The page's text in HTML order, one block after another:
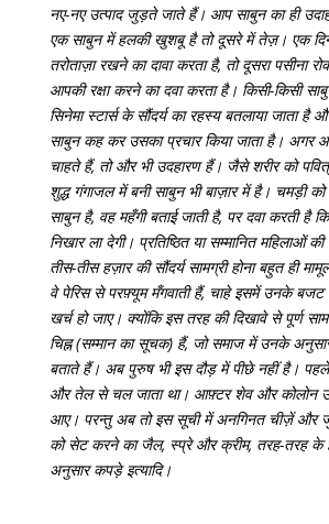
नए-नए उत्पाद जुड़ते जाते हैं। आप साबुन का ही
एक साबुन में हलकी खुशबू है तो दूसरे में तेज़। एक
तरोताज़ा रखने का दावा करता है, तो दूसरा पसीना
आपकी रक्षा करने का दवा करता है। किसी-किसी
सिनेमा स्टार्स के सौंदर्य का रहस्य बतलाया जाता है
साबुन कह कर उसका प्रचार किया जाता है। अगर
चाहते हैं, तो और भी उदहारण हैं। जैसे शरीर को
शुद्ध गंगाजल में बनी साबुन भी बाज़ार में है। चमड़ी
साबुन है, वह महँगी बताई जाती है, पर दवा करती है
निखार ला देगी। प्रतिष्ठित या सम्मानित महिलाओं
तीस-तीस हज़ार की सौंदर्य सामग्री होना बहुत ही
वे पेरिस से परफ़्यूम मँगवाती हैं, चाहे इसमें उनके
खर्च हो जाए। क्योंकि इस तरह की दिखावे से पूर्ण
चिह्न (सम्मान का सूचक) हैं, जो समाज में उनके
बताते हैं। अब पुरुष भी इस दौड़ में पीछे नहीं है।
और तेल से चल जाता था। आफ़्टर शेव और कोलोन
आए। परन्तु अब तो इस सूची में अनगिनत चीज़ें और
को सेट करने का जैल, स्प्रे और क्रीम, तरह-तरह
अनुसार कपड़े इत्यादि।